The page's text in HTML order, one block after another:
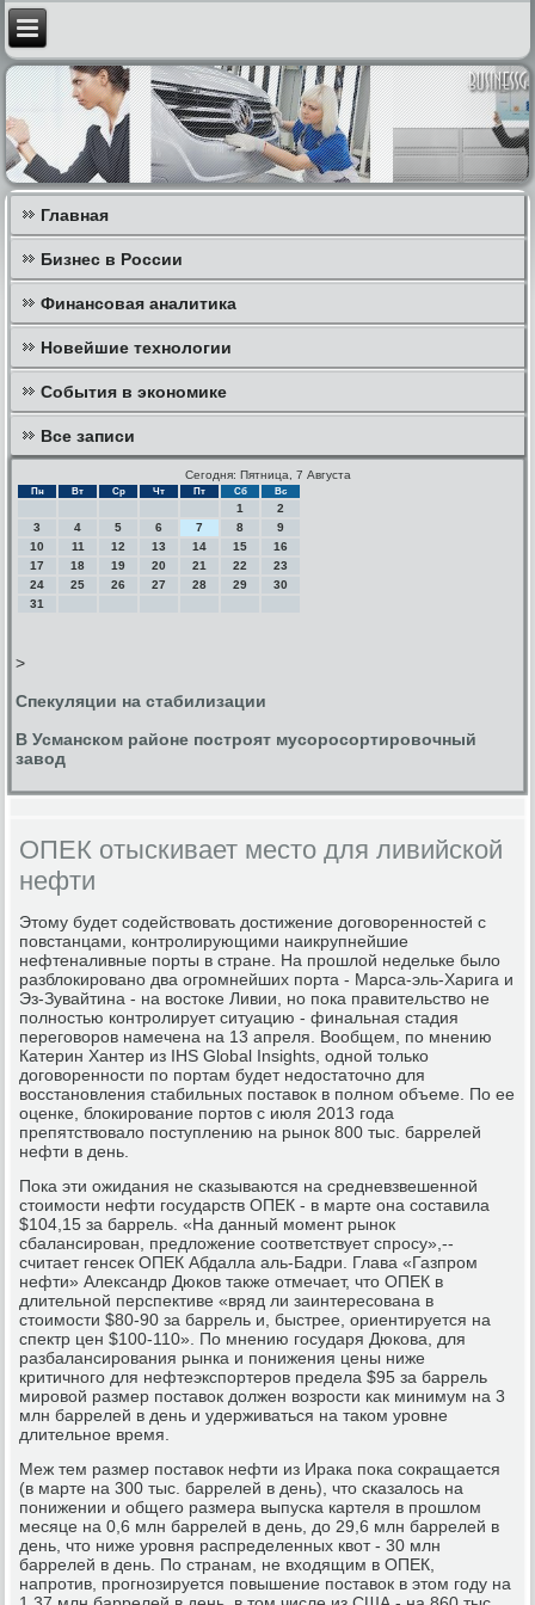
Главная
Бизнес в России
Финансовая аналитика
Новейшие технологии
События в экономике
Все записи
Сегодня: Пятница, 7 Августа
Пн Вт Ср Чт Пт Сб Вс
1
2
3
4 5 6 7 8
9
10
11 12 13 14 15
16
17
18 19 20 21 22
23
24
25 26 27 28 29
30
31
>
Спекуляции на стабилизации
В Усманском районе построят мусоросортировочный
завод
ОПЕК отыскивает место для ливийской
нефти
Этому будет содействовать достижение договоренностей с
повстанцами, контролирующими наикрупнейшие
нефтеналивные порты в стране. На прошлой недельке было
разблокировано два огромнейших порта - Марса-эль-Харига и
Эз-Зувайтина - на востоке Ливии, но пока правительство не
полностью контролирует ситуацию - финальная стадия
переговоров намечена на 13 апреля. Вообщем, по мнению
Катерин Хантер из IHS Global Insights, одной только
договоренности по портам будет недостаточно для
восстановления стабильных поставок в полном объеме. По ее
оценке, блокирование портов с июля 2013 года
препятствовало поступлению на рынок 800 тыс. баррелей
нефти в день.
Пока эти ожидания не сказываются на средневзвешенной
стоимости нефти государств ОПЕК - в марте она составила
$104,15 за баррель. «На данный момент рынок
сбалансирован, предложение соответствует спросу»,--
считает генсек ОПЕК Абдалла аль-Бадри. Глава «Газпром
нефти» Александр Дюков также отмечает, что ОПЕК в
длительной перспективе «вряд ли заинтересована в
стоимости $80-90 за баррель и, быстрее, ориентируется на
спектр цен $100-110». По мнению государя Дюкова, для
разбалансирования рынка и понижения цены ниже
критичного для нефтеэкспортеров предела $95 за баррель
мировой размер поставок должен возрости как минимум на 3
млн баррелей в день и удерживаться на таком уровне
длительное время.
Меж тем размер поставок нефти из Ирака пока сокращается
(в марте на 300 тыс. баррелей в день), что сказалось на
понижении и общего размера выпуска картеля в прошлом
месяце на 0,6 млн баррелей в день, до 29,6 млн баррелей в
день, что ниже уровня распределенных квот - 30 млн
баррелей в день. По странам, не входящим в ОПЕК,
напротив, прогнозируется повышение поставок в этом году на